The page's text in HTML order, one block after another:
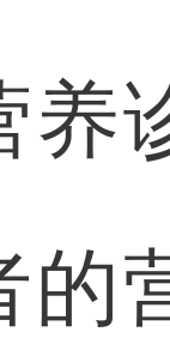
养
的